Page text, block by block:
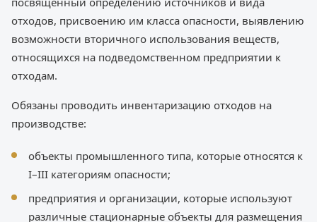
отходов, присвоению им класса опасности, выявлению
возможности вторичного использования веществ,
относящихся на подведомственном предприятии к
отходам.
Обязаны проводить инвентаризацию отходов на
производстве:
объекты промышленного типа, которые относятся к
I–III категориям опасности;
предприятия и организации, которые используют
различные стационарные объекты для размещения